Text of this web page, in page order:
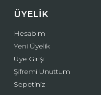
ÜYELİK
Hesabım
Yeni Üyelik
Üye Girişi
Şifremi Unuttum
Sepetiniz